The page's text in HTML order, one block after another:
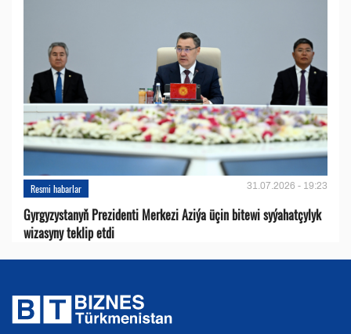
Resmi habarlar 31.07.2026 - 19:23
Gyrgyzystanyň Prezidenti Merkezi Aziýa üçin bitewi syýahatçylyk
wizasyny teklip etdi